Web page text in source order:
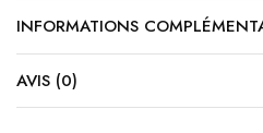
INFORMATIONS
AVIS (0)